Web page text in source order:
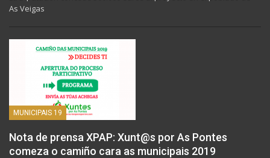
As Veigas
MUNICIPAIS 19
Nota de prensa XPAP: Xunt@s por As Pontes
comeza o camiño cara as municipais 2019